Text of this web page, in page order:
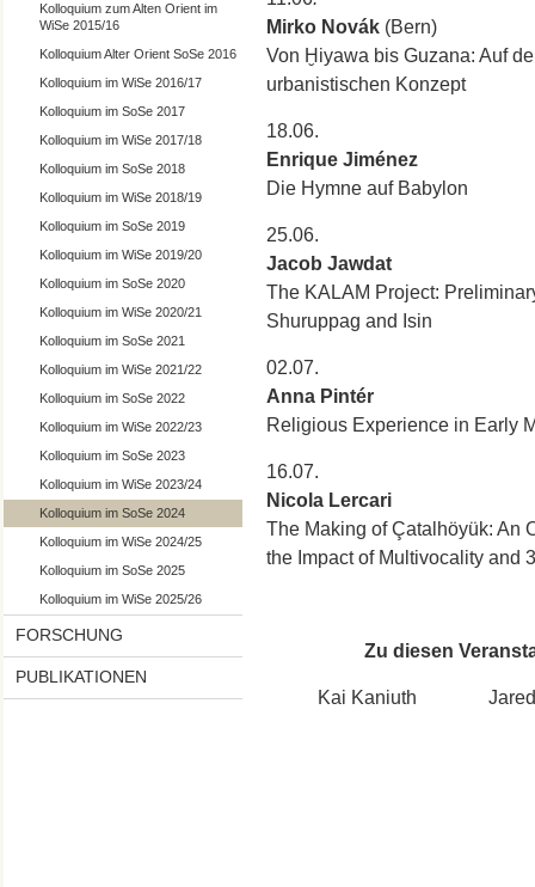
Kolloquium zum Alten Orient im
WiSe 2015/16
Kolloquium Alter Orient SoSe 2016
Kolloquium im WiSe 2016/17
Kolloquium im SoSe 2017
Kolloquium im WiSe 2017/18
Kolloquium im SoSe 2018
Kolloquium im WiSe 2018/19
Kolloquium im SoSe 2019
Kolloquium im WiSe 2019/20
Kolloquium im SoSe 2020
Kolloquium im WiSe 2020/21
Kolloquium im SoSe 2021
Kolloquium im WiSe 2021/22
Kolloquium im SoSe 2022
Kolloquium im WiSe 2022/23
Kolloquium im SoSe 2023
Kolloquium im WiSe 2023/24
Kolloquium im SoSe 2024
Kolloquium im WiSe 2024/25
Kolloquium im SoSe 2025
Kolloquium im WiSe 2025/26
FORSCHUNG
PUBLIKATIONEN
Mirko Novák (Bern)
Von Ḫiyawa bis Guzana: Auf
urbanistischen Konzept
18.06.
Enrique Jiménez
Die Hymne auf Babylon
25.06.
Jacob Jawdat
The KALAM Project:
Shuruppag and Isin
02.07.
Anna Pintér
Religious Experience in Early
16.07.
Nicola Lercari
The Making of Çatalhöyük: An
the Impact of Multivocality and
Zu diesen
Kai Kaniuth Jared